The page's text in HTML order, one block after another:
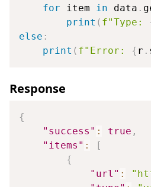
for item in data .
print ( f"Type:
else :
print ( f"Error: { r .
Response
{
"success" : true ,
"items" :
[
{
"url" :